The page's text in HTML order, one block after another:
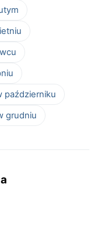
październiku
grudniu